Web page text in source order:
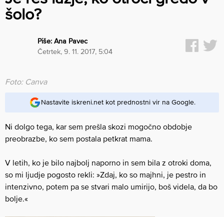
šolo?
Piše:Ana Pavec
četrtek, 9. 11. 2017, 5:04
Foto: Canva
Nastavite iskreni.net kot prednostni vir na Google.
Ni dolgo tega, kar sem prešla skozi mogočno obdobje
preobrazbe, ko sem postala petkrat mama.
V letih, ko je bilo najbolj naporno in sem bila z otroki doma,
so mi ljudje pogosto rekli: »Zdaj, ko so majhni, je pestro in
intenzivno, potem pa se stvari malo umirijo, boš videla, da bo
bolje.«